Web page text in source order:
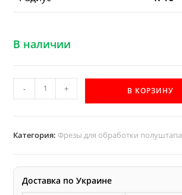
В наличии
Количество
товара
правая
для
- + В КОРЗИНУ
Категория:Фрезы для обработки полуштапа
Доставка по Украине